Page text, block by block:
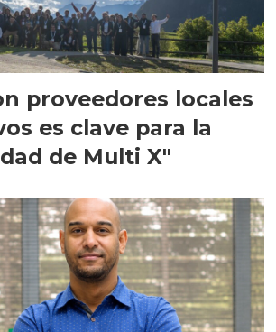
proveedores locales
es clave para la
de Multi X"